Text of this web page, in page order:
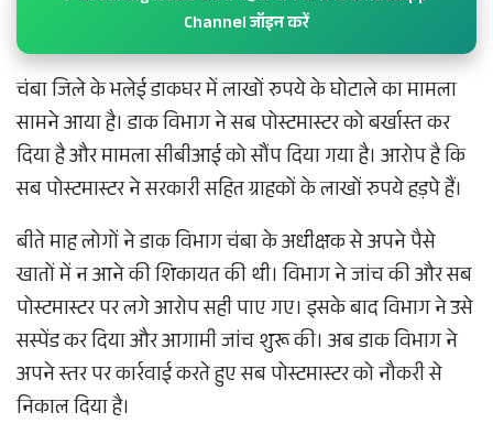
Channel जॉइन करें
चंबा जिले के भलेई डाकघर में लाखों रुपये के घोटाले का मामला
सामने आया है। डाक विभाग ने सब पोस्टमास्टर को बर्खास्त कर
दिया है और मामला सीबीआई को सौंप दिया गया है। आरोप है कि
सब पोस्टमास्टर ने सरकारी सहित ग्राहकों के लाखों रुपये हड़पे हैं।
बीते माह लोगों ने डाक विभाग चंबा के अधीक्षक से अपने पैसे
खातों में न आने की शिकायत की थी। विभाग ने जांच की और सब
पोस्टमास्टर पर लगे आरोप सही पाए गए। इसके बाद विभाग ने उसे
सस्पेंड कर दिया और आगामी जांच शुरू की। अब डाक विभाग ने
अपने स्तर पर कार्रवाई करते हुए सब पोस्टमास्टर को नौकरी से
निकाल दिया है।